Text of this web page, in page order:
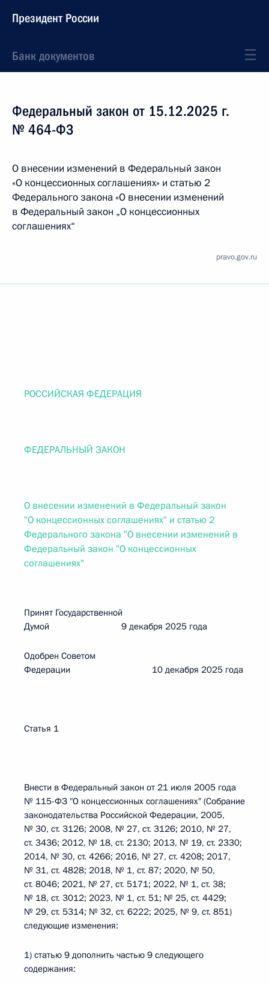
Президент России
Банк документов
Федеральный закон от 15.12.2025 г.
№ 464-ФЗ
О внесении изменений в Федеральный закон
«О концессионных соглашениях» и статью 2
Федерального закона «О внесении изменений
в Федеральный закон „О концессионных
соглашениях“
pravo.gov.ru
РОССИЙСКАЯ ФЕДЕРАЦИЯ
ФЕДЕРАЛЬНЫЙ ЗАКОН
О внесении изменений в Федеральный закон
"О концессионных соглашениях" и статью 2
Федерального закона "О внесении изменений в
Федеральный закон "О концессионных
соглашениях"
Принят Государственной
Думой 9 декабря 2025 года
Одобрен Советом
Федерации 10 декабря 2025 года
Статья 1
Внести в Федеральный закон от 21 июля 2005 года
№ 115-ФЗ "О концессионных соглашениях" (Собрание
законодательства Российской Федерации, 2005,
№ 30, ст. 3126; 2008, № 27, ст. 3126; 2010, № 27,
ст. 3436; 2012, № 18, ст. 2130; 2013, № 19, ст. 2330;
2014, № 30, ст. 4266; 2016, № 27, ст. 4208; 2017,
№ 31, ст. 4828; 2018, № 1, ст. 87; 2020, № 50,
ст. 8046; 2021, № 27, ст. 5171; 2022, № 1, ст. 38;
№ 18, ст. 3012; 2023, № 1, ст. 51; № 25, ст. 4429;
№ 29, ст. 5314; № 32, ст. 6222; 2025, № 9, ст. 851)
следующие изменения:
1) статью 9 дополнить частью 9 следующего
содержания: